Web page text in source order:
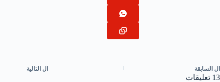
ال السابقة ال التالية
13 تعليقات